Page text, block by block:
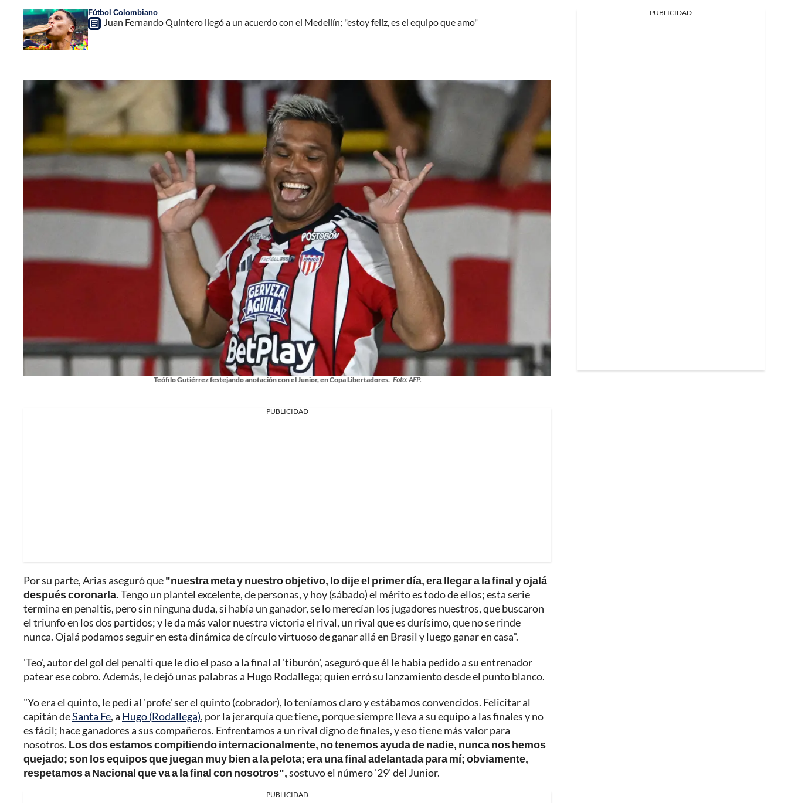
Fútbol Colombiano
Juan Fernando Quintero llegó a un acuerdo con el Medellín; "estoy feliz, es el equipo que amo"
Teófilo Gutiérrez festejando anotación con el Junior, en Copa Libertadores. Foto: AFP.
PUBLICIDAD
Por su parte, Arias aseguró que"nuestra meta y nuestro objetivo, lo dije el primer día, era llegar a la final y ojalá
después coronarla.Tengo un plantel excelente, de personas, y hoy (sábado) el mérito es todo de ellos; esta serie
termina en penaltis, pero sin ninguna duda, si había un ganador, se lo merecían los jugadores nuestros, que buscaron
el triunfo en los dos partidos; y le da más valor nuestra victoria el rival, un rival que es durísimo, que no se rinde
nunca. Ojalá podamos seguir en esta dinámica de círculo virtuoso de ganar allá en Brasil y luego ganar en casa".
'Teo', autor del gol del penalti que le dio el paso a la final al 'tiburón', aseguró que él le había pedido a su entrenador
patear ese cobro. Además, le dejó unas palabras a Hugo Rodallega; quien erró su lanzamiento desde el punto blanco.
"Yo era el quinto, le pedí al 'profe' ser el quinto (cobrador), lo teníamos claro y estábamos convencidos. Felicitar al
capitán deSanta Fe, a Hugo (Rodallega), por la jerarquía que tiene, porque siempre lleva a su equipo a las finales y no
es fácil; hace ganadores a sus compañeros. Enfrentamos a un rival digno de finales, y eso tiene más valor para
nosotros. Los dos estamos compitiendo internacionalmente, no tenemos ayuda de nadie, nunca nos hemos
quejado; son los equipos que juegan muy bien a la pelota; era una final adelantada para mí; obviamente,
respetamos a Nacional que va a la final con nosotros",sostuvo el número '29' del Junior.
PUBLICIDAD
PUBLICIDAD